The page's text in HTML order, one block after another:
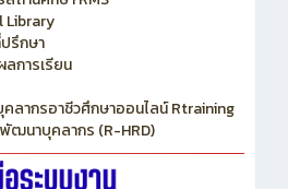
Library
รึกษา
การเรียน
ลากรอาชีวศึกษาออนไลน์ Rtraining
ฒนาบุคลากร (R-HRD)